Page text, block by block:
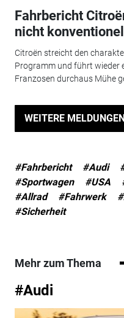
Fahrbericht
nicht konventionell
Citroën streicht den
Programm und führt wieder
Franzosen durchaus Mühe
WEITERE
#Fahrbericht #Audi
#Sportwagen
#USA
#Allrad
#Fahrwerk
#Sicherheit
Mehr zum Thema
#Audi